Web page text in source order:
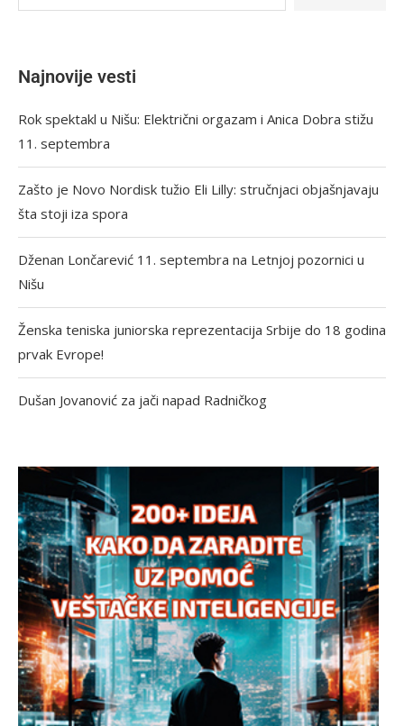
Najnovije vesti
Rok spektakl u Nišu: Električni orgazam i Anica Dobra stižu
11. septembra
Zašto je Novo Nordisk tužio Eli Lilly: stručnjaci objašnjavaju
šta stoji iza spora
Dženan Lončarević 11. septembra na Letnjoj pozornici u
Nišu
Ženska teniska juniorska reprezentacija Srbije do 18 godina
prvak Evrope!
Dušan Jovanović za jači napad Radničkog